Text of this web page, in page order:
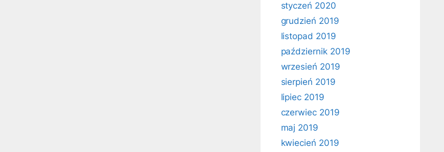
styczeń 2020
grudzień 2019
listopad 2019
październik 2019
wrzesień 2019
sierpień 2019
lipiec 2019
czerwiec 2019
maj 2019
kwiecień 2019